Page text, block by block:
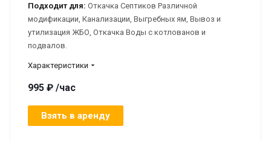
Подходит для: Откачка Септиков Различной
модификации, Канализации, Выгребных ям, Вывоз и
утилизация ЖБО, Откачка Воды с котлованов и
подвалов.
Характеристики
995 ₽ /час
Взять в аренду